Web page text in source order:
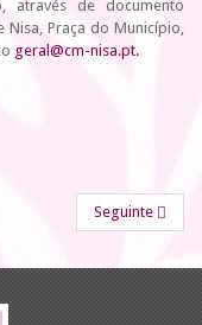
através de documento
Nisa, Praça do Município,
geral@cm-nisa.pt.
Seguinte